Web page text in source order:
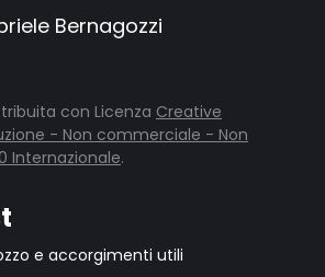
Bernagozzi
con Licenza Creative
- Non commerciale - Non
Internazionale.
e accorgimenti utili